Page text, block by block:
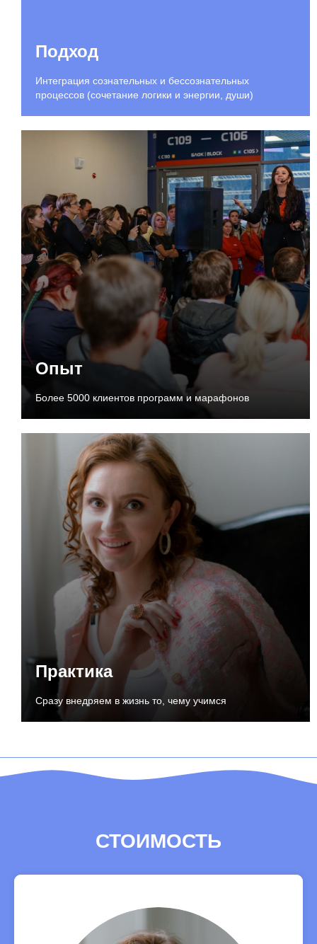
Подход
Интеграция сознательных и бессознательных
процессов (сочетание логики и энергии, души)
Опыт
Более 5000 клиентов программ и марафонов
Практика
Сразу внедряем в жизнь то, чему учимся
СТОИМОСТЬ